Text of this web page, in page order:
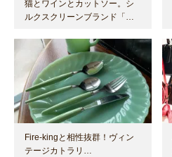
猫とワインとカットソー。シ
ルクスクリーンブランド「…
Fire-kingと相性抜群！ヴィン
テージカトラリ…